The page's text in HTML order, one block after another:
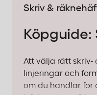
Skriv &
Att välja rätt skriv-
linjeringar och
om du handlar för